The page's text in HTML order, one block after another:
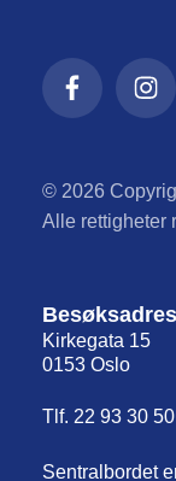
© 2026
Alle rettigheter
Kirkegata 15
0153 Oslo
Tlf. 22 93 30
Sentralbordet